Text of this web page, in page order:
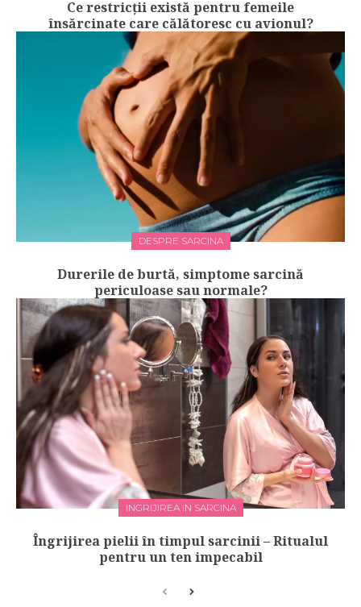
Ce restricții există pentru femeile
însărcinate care călătoresc cu avionul?
DESPRE SARCINA
Durerile de burtă, simptome sarcină
periculoase sau normale?
INGRIJIREA IN SARCINA
Îngrijirea pielii în timpul sarcinii – Ritualul
pentru un ten impecabil